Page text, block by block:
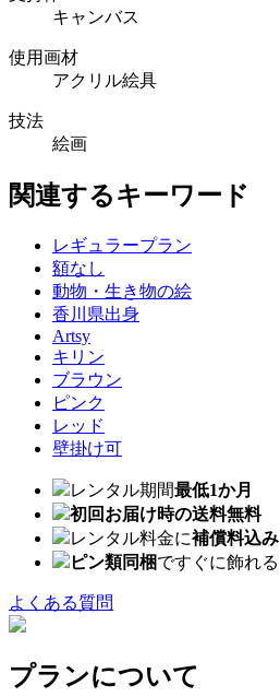
キャンバス
使用画材
アクリル絵具
技法
絵画
関連するキーワード
レギュラープラン
額なし
動物・生き物の絵
香川県出身
Artsy
キリン
ブラウン
ピンク
レッド
壁掛け可
レンタル期間最低1か月
初回お届け時の送料無料
レンタル料金に補償料込み
ピン類同梱ですぐに飾れる
よくある質問
プランについて